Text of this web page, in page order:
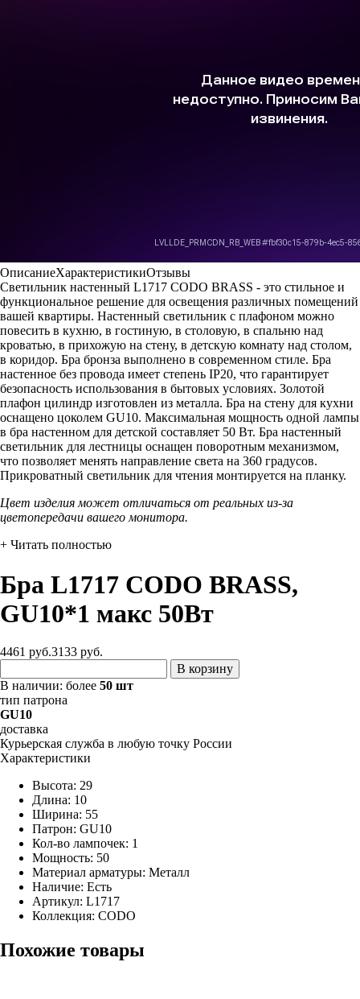
ОписаниеХарактеристикиОтзывы
Светильник настенный L1717 CODO BRASS - это стильное и
функциональное решение для освещения различных помещений
вашей квартиры. Настенный светильник с плафоном можно
повесить в кухню, в гостиную, в столовую, в спальню над
кроватью, в прихожую на стену, в детскую комнату над столом,
в коридор. Бра бронза выполнено в современном стиле. Бра
настенное без провода имеет степень IP20, что гарантирует
безопасность использования в бытовых условиях. Золотой
плафон цилиндр изготовлен из металла. Бра на стену для кухни
оснащено цоколем GU10. Максимальная мощность одной лампы
в бра настенном для детской составляет 50 Вт. Бра настенный
светильник для лестницы оснащен поворотным механизмом,
что позволяет менять направление света на 360 градусов.
Прикроватный светильник для чтения монтируется на планку.
Цвет изделия может отличаться от реальных из-за
цветопередачи вашего монитора.
+ Читать полностью
Бра L1717 CODO BRASS,
GU10*1 макс 50Вт
4461 руб.3133 руб.
В корзину
В наличии: более 50 шт
тип патрона
GU10
доставка
Курьерская служба в любую точку России
Характеристики
Высота: 29
Длина: 10
Ширина: 55
Патрон: GU10
Кол-во лампочек: 1
Мощность: 50
Материал арматуры: Металл
Наличие: Есть
Артикул: L1717
Коллекция: CODO
Похожие товары